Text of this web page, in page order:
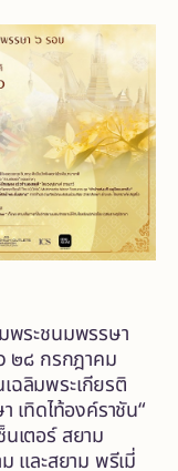
พระชนมพรรษา
๒๘ กรกฎาคม
ลิมพระเกียรติ
เทิดไท้องค์ราชัน“
เตอร์ สยาม
และสยาม พรีเมี่